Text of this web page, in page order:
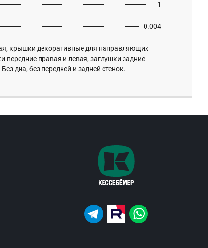
1
0.004
крышки декоративные для направляющих
передние правая и левая, заглушки задние
дна, без передней и задней стенок.